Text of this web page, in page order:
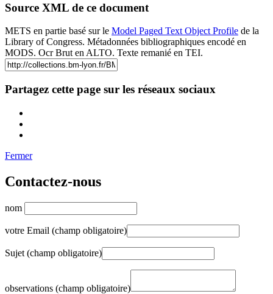
Source XML de ce document
METS en partie basé sur le Model Paged Text Object Profile de la
Library of Congress. Métadonnées bibliographiques encodé en
MODS. Ocr Brut en ALTO. Texte remanié en TEI.
Partagez cette page sur les réseaux sociaux
Fermer
Contactez-nous
nom
votre Email (champ obligatoire)
Sujet (champ obligatoire)
observations (champ obligatoire)